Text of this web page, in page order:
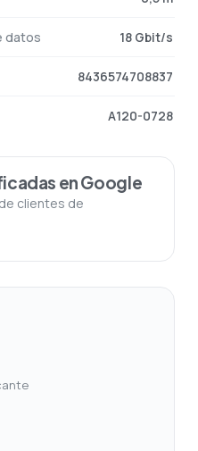
datos 18 Gbit/s
8436574708837
A120-0728
en Google
clientes de